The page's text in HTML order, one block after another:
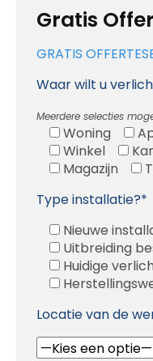
Gratis
GRATIS
Waar wilt u
Meerdere selecties
Woning
Winkel
Magazijn
Type installatie?*
Nieuwe
Uitbreiding
Huidige
Locatie van de